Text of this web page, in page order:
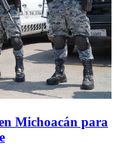
Michoacán para